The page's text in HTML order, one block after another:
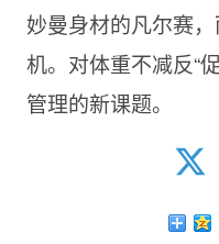
妙曼身材的凡尔赛
机。对体重不减反“
管理的新课题。